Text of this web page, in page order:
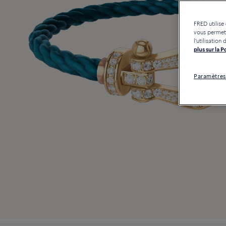
FRED
vous
l'utilisation
plus sur la